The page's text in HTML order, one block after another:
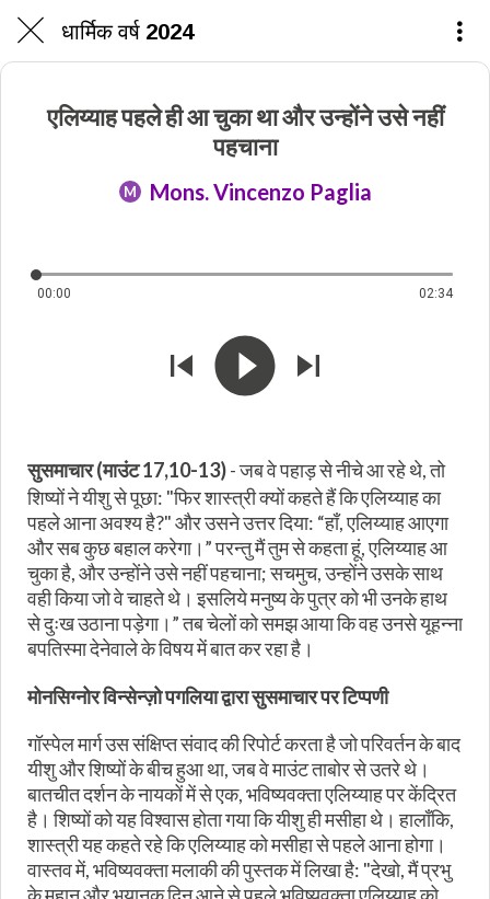
धार्मिक वर्ष 2024
एलिय्याह पहले ही आ चुका था और उन्होंने उसे नहीं
पहचाना
M Mons. Vincenzo Paglia
00:00 02:34
सुसमाचार (माउंट 17,10-13)- जब वे पहाड़ से नीचे आ रहे थे, तो
शिष्यों ने यीशु से पूछा: "फिर शास्त्री क्यों कहते हैं कि एलिय्याह का
पहले आना अवश्य है?" और उसने उत्तर दिया: “हाँ, एलिय्याह आएगा
और सब कुछ बहाल करेगा।” परन्तु मैं तुम से कहता हूं, एलिय्याह आ
चुका है, और उन्होंने उसे नहीं पहचाना; सचमुच, उन्होंने उसके साथ
वही किया जो वे चाहते थे। इसलिये मनुष्य के पुत्र को भी उनके हाथ
से दुःख उठाना पड़ेगा।” तब चेलों को समझ आया कि वह उनसे यूहन्ना
बपतिस्मा देनेवाले के विषय में बात कर रहा है।
मोनसिग्नोर विन्सेन्ज़ो पगलिया द्वारा सुसमाचार पर टिप्पणी
गॉस्पेल मार्ग उस संक्षिप्त संवाद की रिपोर्ट करता है जो परिवर्तन के बाद
यीशु और शिष्यों के बीच हुआ था, जब वे माउंट ताबोर से उतरे थे।
बातचीत दर्शन के नायकों में से एक, भविष्यवक्ता एलिय्याह पर केंद्रित
है। शिष्यों को यह विश्वास होता गया कि यीशु ही मसीहा थे। हालाँकि,
शास्त्री यह कहते रहे कि एलिय्याह को मसीहा से पहले आना होगा।
वास्तव में, भविष्यवक्ता मलाकी की पुस्तक में लिखा है: "देखो, मैं प्रभु